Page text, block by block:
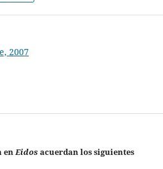
2007
enEidosacuerdan los siguientes